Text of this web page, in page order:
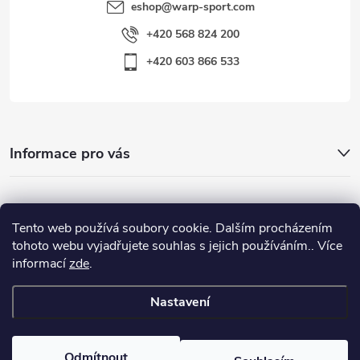
Tento web používá soubory cookie. Dalším procházením
tohoto webu vyjadřujete souhlas s jejich používáním.. Více
informacízde.
Nastavení
eshop@warp-sport.com
+420 568 824 200
+420 603 866 533
Informace pro vás
Nejhledanější
Důležité odkazy
Warp-Sport.com. Všechna práva vyhrazena.